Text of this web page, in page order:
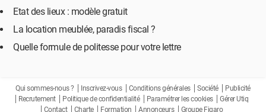
Etat des lieux : modèle gratuit
La location meublée, paradis fiscal ?
Quelle formule de politesse pour votre lettre
Qui sommes-nous ? Inscrivez-vous Conditions générales Société
Publicité
Recrutement
Politique de confidentialité Paramétrer les cookies
Gérer Utiq
Contact
Charte Formation Annonceurs Groupe Figaro